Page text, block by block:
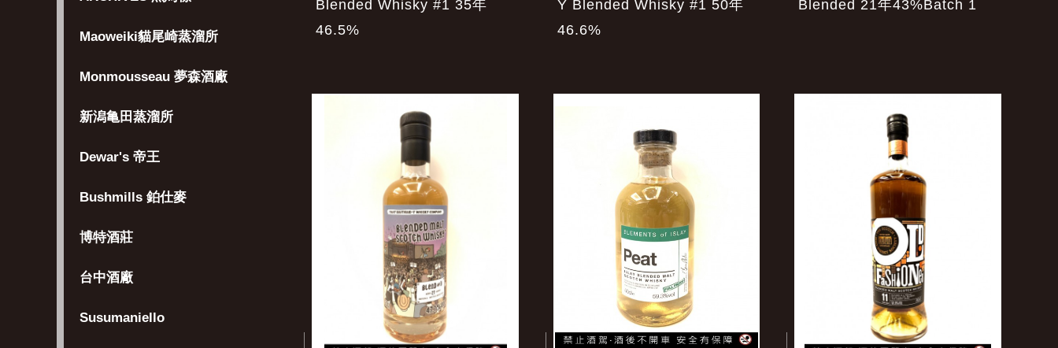
Maoweiki貓尾崎蒸溜所
Monmousseau 夢森酒廠
新潟亀田蒸溜所
Dewar's 帝王
Bushmills 鉑仕麥
博特酒莊
台中酒廠
Susumaniello
Blended Whisky #1 35年
46.5%
Y Blended Whisky #1 50年
46.6%
Blended 21年43%Batch 1